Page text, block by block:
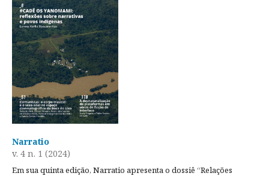
Narratio
v. 4 n. 1 (2024)
Em sua quinta edição, Narratio apresenta o dossiê “Relações